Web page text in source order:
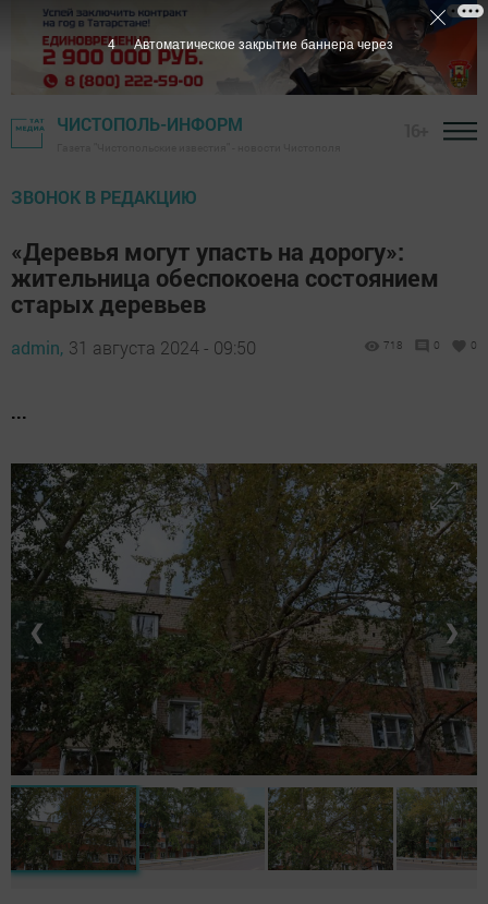
ЧИСТОПОЛЬ-ИНФОРМ
ЗВОНОК В РЕДАКЦИЮ
«Деревья могут упасть на дорогу»:
жительница обеспокоена состоянием
старых деревьев
admin, 31 августа 2024 - 09:50 718 0 0
...
❮ ❯
2 Автоматическое закрытие баннера через